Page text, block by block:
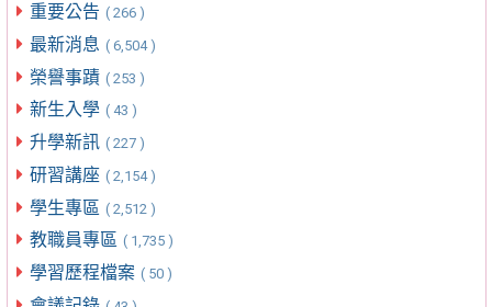
重要公告 ( 266 )
最新消息 ( 6,504 )
榮譽事蹟 ( 253 )
新生入學 ( 43 )
升學新訊 ( 227 )
研習講座 ( 2,154 )
學生專區 ( 2,512 )
教職員專區 ( 1,735 )
學習歷程檔案 ( 50 )